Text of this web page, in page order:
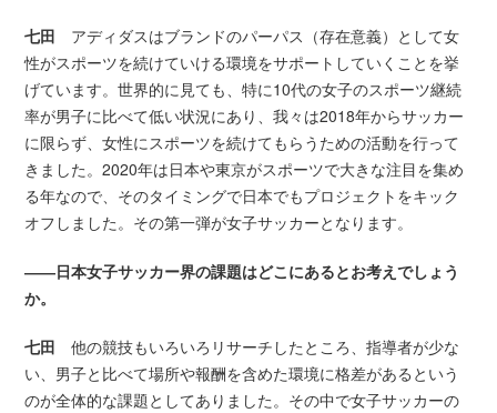
七田 アディダスはブランドのパーパス（存在意義）として女
性がスポーツを続けていける環境をサポートしていくことを挙
げています。世界的に見ても、特に10代の女子のスポーツ継続
率が男子に比べて低い状況にあり、我々は2018年からサッカー
に限らず、女性にスポーツを続けてもらうための活動を行って
きました。2020年は日本や東京がスポーツで大きな注目を集め
る年なので、そのタイミングで日本でもプロジェクトをキック
オフしました。その第一弾が女子サッカーとなります。
――日本女子サッカー界の課題はどこにあるとお考えでしょう
か。
七田 他の競技もいろいろリサーチしたところ、指導者が少な
い、男子と比べて場所や報酬を含めた環境に格差があるという
のが全体的な課題としてありました。その中で女子サッカーの